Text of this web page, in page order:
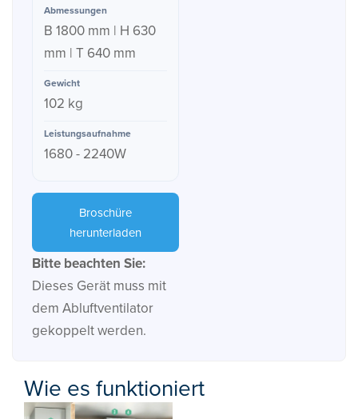
B 1800 mm | H 630
mm | T 640 mm
102 kg
1680 - 2240W
Broschüre
herunterladen
Bitte beachten Sie:
Dieses Gerät muss mit
dem Abluftventilator
gekoppelt werden.
Wie es funktioniert